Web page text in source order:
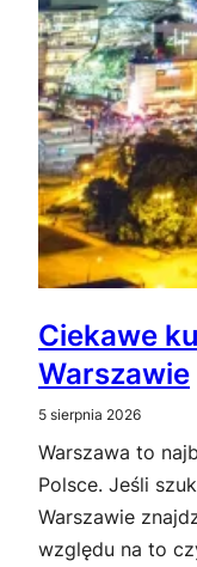
Ciekawe
Warszawie
5 sierpnia 2026
Warszawa to
Polsce. Jeśli
Warszawie
względu na to